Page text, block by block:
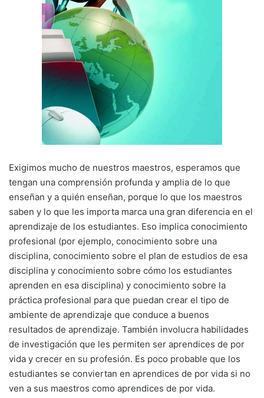
Exigimos mucho de nuestros maestros, esperamos que
tengan una comprensión profunda y amplia de lo que
enseñan y a quién enseñan, porque lo que los maestros
saben y lo que les importa marca una gran diferencia en el
aprendizaje de los estudiantes. Eso implica conocimiento
profesional (por ejemplo, conocimiento sobre una
disciplina, conocimiento sobre el plan de estudios de esa
disciplina y conocimiento sobre cómo los estudiantes
aprenden en esa disciplina) y conocimiento sobre la
práctica profesional para que puedan crear el tipo de
ambiente de aprendizaje que conduce a buenos
resultados de aprendizaje. También involucra habilidades
de investigación que les permiten ser aprendices de por
vida y crecer en su profesión. Es poco probable que los
estudiantes se conviertan en aprendices de por vida si no
ven a sus maestros como aprendices de por vida.